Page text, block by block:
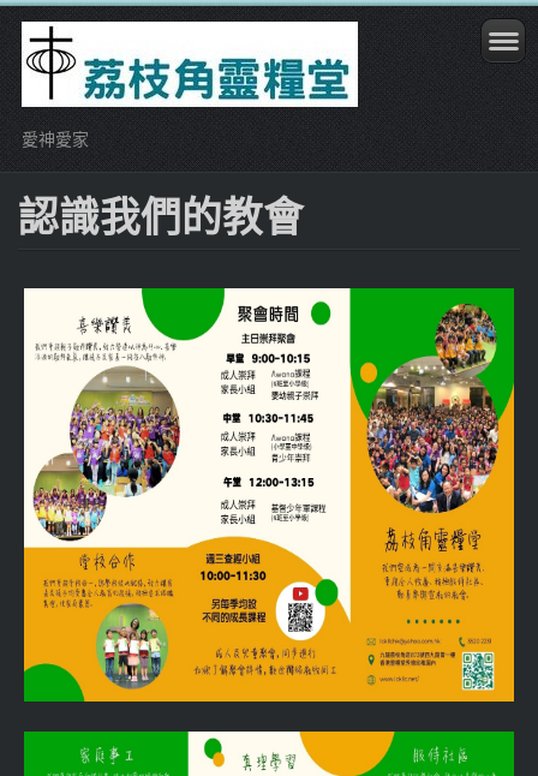
愛神愛家
認識我們的教會